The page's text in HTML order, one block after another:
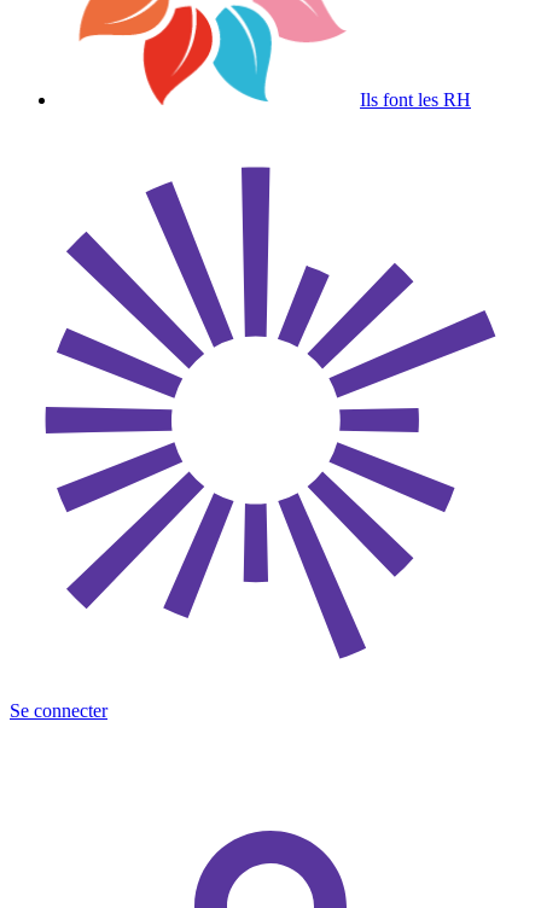
Ils font les RH
Se connecter